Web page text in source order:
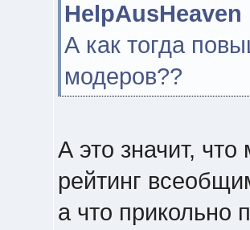
HelpAusHeaven
А как тогда
модеров??
А это значит,
рейтинг
а что прикольно